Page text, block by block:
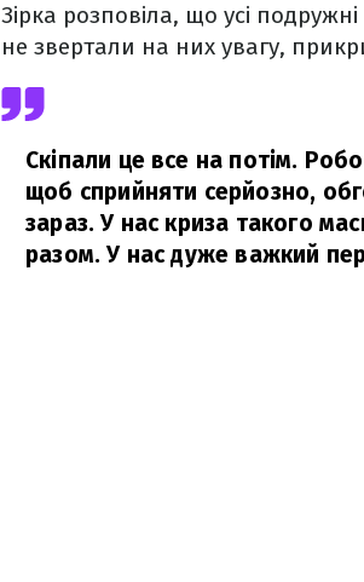
Зірка розповіла, що усі
не звертали на них увагу,
Скіпали це все на потім.
щоб сприйняти серйозно,
зараз. У нас криза такого
разом. У нас дуже важкий